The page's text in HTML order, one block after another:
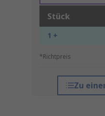
Stück
1 +
*Richtpreis
Zu